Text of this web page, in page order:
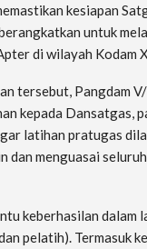
kesiapan
untuk
di wilayah Kodam
tersebut, Pangdam
kepada Dansatgas,
latihan pratugas
dan menguasai
keberhasilan dalam
pelatih). Termasuk